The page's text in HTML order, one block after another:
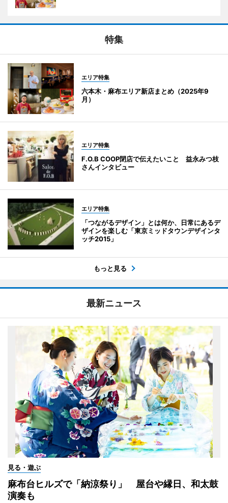
特集
エリア特集
六本木・麻布エリア新店まとめ（2025年9
月）
エリア特集
F.O.B COOP閉店で伝えたいこと 益永みつ枝
さんインタビュー
エリア特集
「つながるデザイン」とは何か、日常にあるデ
ザインを楽しむ「東京ミッドタウンデザインタ
ッチ2015」
もっと見る
最新ニュース
見る・遊ぶ
麻布台ヒルズで「納涼祭り」 屋台や縁日、和太鼓
演奏も